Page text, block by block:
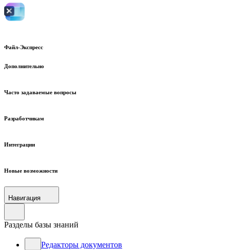
Файл-Экспресс
Дополнительно
Часто задаваемые вопросы
Разработчикам
Интеграции
Новые возможности
Навигация
Разделы базы знаний
Редакторы документов